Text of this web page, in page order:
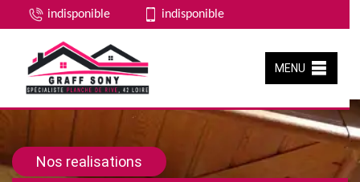
indisponible indisponible
MENU
Nos realisations